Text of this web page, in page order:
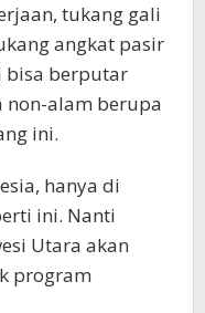
tukang gali
angkat pasir
bisa berputar
non-alam berupa
ini.
hanya di
ini. Nanti
Utara akan
program